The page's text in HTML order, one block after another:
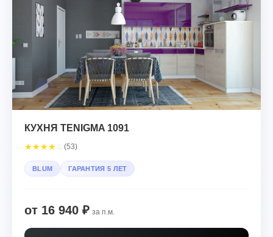
КУХНЯ TENIGMA 1091
★★★★ (53)
BLUM ГАРАНТИЯ 5 ЛЕТ
от 16 940 ₽ за п.м.